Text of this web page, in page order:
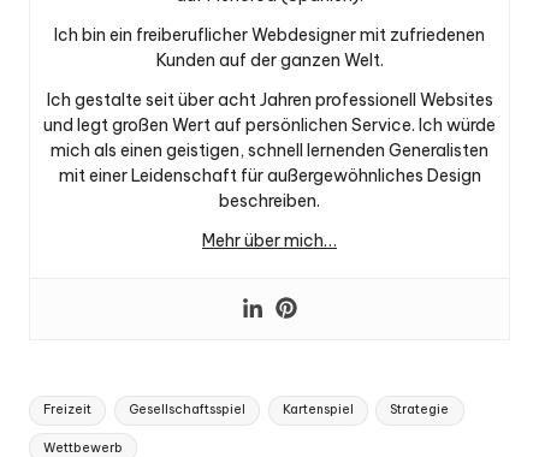
Ich bin ein freiberuflicher Webdesigner mit zufriedenen
Kunden auf der ganzen Welt.
Ich gestalte seit über acht Jahren professionell Websites
und legt großen Wert auf persönlichen Service. Ich würde
mich als einen geistigen, schnell lernenden Generalisten
mit einer Leidenschaft für außergewöhnliches Design
beschreiben.
Mehr über mich…
Tags:
Freizeit Gesellschaftsspiel Kartenspiel Strategie
Wettbewerb